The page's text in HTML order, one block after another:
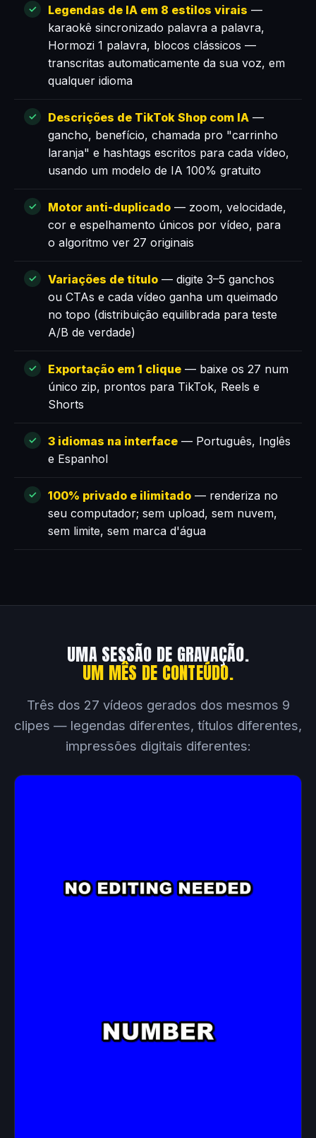
Legendas de IA em 8 estilos virais —
karaokê sincronizado palavra a palavra,
Hormozi 1 palavra, blocos clássicos —
transcritas automaticamente da sua voz, em
qualquer idioma
Descrições de TikTok Shop com IA —
gancho, benefício, chamada pro "carrinho
laranja" e hashtags escritos para cada vídeo,
usando um modelo de IA 100% gratuito
Motor anti-duplicado — zoom, velocidade,
cor e espelhamento únicos por vídeo, para
o algoritmo ver 27 originais
Variações de título — digite 3–5 ganchos
ou CTAs e cada vídeo ganha um queimado
no topo (distribuição equilibrada para teste
A/B de verdade)
Exportação em 1 clique — baixe os 27 num
único zip, prontos para TikTok, Reels e
Shorts
3 idiomas na interface — Português, Inglês
e Espanhol
100% privado e ilimitado — renderiza no
seu computador; sem upload, sem nuvem,
sem limite, sem marca d'água
UMA SESSÃO DE GRAVAÇÃO.
UM MÊS DE CONTEÚDO.
Três dos 27 vídeos gerados dos mesmos 9
clipes — legendas diferentes, títulos diferentes,
impressões digitais diferentes: